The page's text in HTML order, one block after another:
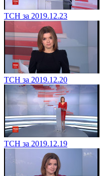
ТСН за 2019.12.23
ТСН за 2019.12.20
ТСН за 2019.12.19